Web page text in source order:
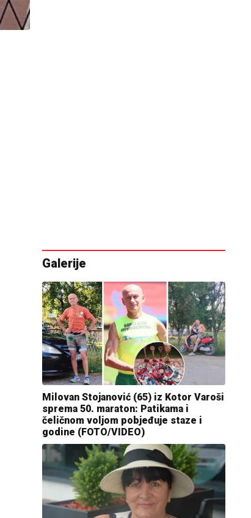
Galerije
Milovan Stojanović (65) iz Kotor Varoši
sprema 50. maraton: Patikama i
čeličnom voljom pobjeđuje staze i
godine (FOTO/VIDEO)